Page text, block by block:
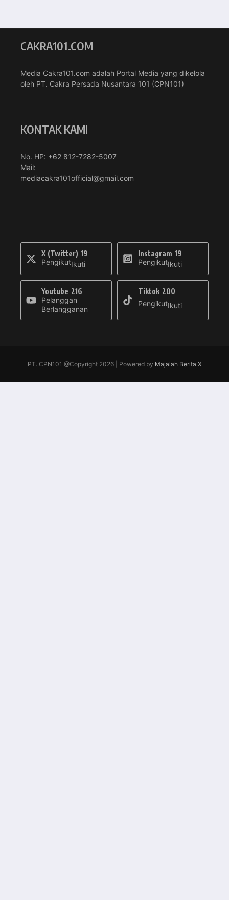
CAKRA101.COM
Media Cakra101.com adalah Portal Media yang dikelola
oleh PT. Cakra Persada Nusantara 101 (CPN101)
KONTAK KAMI
No. HP: +62 812-7282-5007
Mail:
mediacakra101official@gmail.com
X (Twitter) 19
PengikutIkuti
Instagram 19
PengikutIkuti
Youtube 216
Pelanggan
Berlangganan
Tiktok 200
PengikutIkuti
PT. CPN101 @Copyright 2026 | Powered by Majalah Berita X